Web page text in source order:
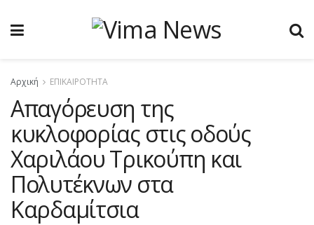
Αρχική ΕΠΙΚΑΙΡΟΤΗΤΑ
Aπαγόρευση της
κυκλοφορίας στις οδούς
Χαριλάου Τρικούπη και
Πολυτέκνων στα
Καρδαμίτσια